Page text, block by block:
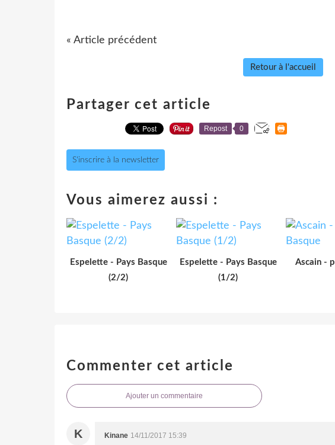
« Article précédent
Retour à l'accueil
Partager cet article
Repost 0
S'inscrire à la newsletter
Vous aimerez aussi :
Espelette - Pays Basque
(2/2)
Espelette - Pays Basque
(1/2)
Ascain -
Commenter cet article
Ajouter un commentaire
K Kinane 14/11/2017 15:39